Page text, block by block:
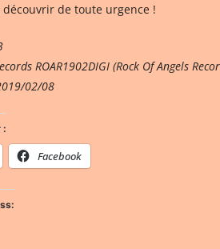
découvrir de toute urgence !
ROAR1902DIGI (Rock Of Angels
02/08
:
Facebook